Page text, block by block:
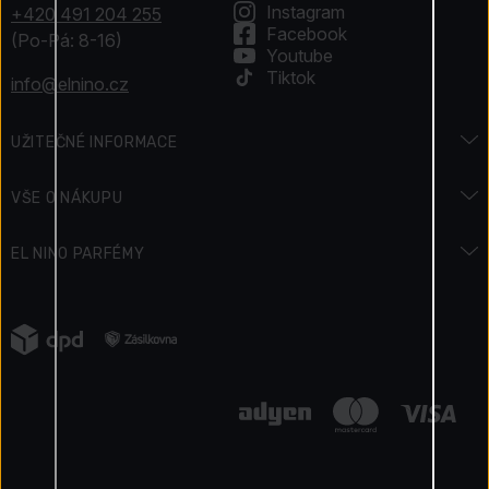
+420 491 204 255
(Po-Pá: 8-16)
info@elnino.cz
UŽITEČNÉ INFORMACE
Svátky & Akce
Jak získáváme recenze
VŠE O NÁKUPU
Vrácení zboží
Reklamace zboží
EL NINO PARFÉMY
Napsali o nás
Instagram
Facebook
Youtube
Tiktok